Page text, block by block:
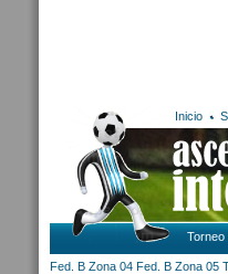
Inicio
Torneo
Fed. B Zona 04 Fed. B Zona 05